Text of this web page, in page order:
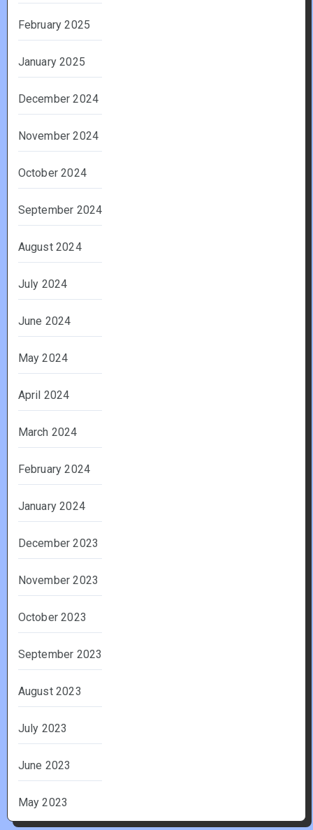
February 2025
January 2025
December 2024
November 2024
October 2024
September 2024
August 2024
July 2024
June 2024
May 2024
April 2024
March 2024
February 2024
January 2024
December 2023
November 2023
October 2023
September 2023
August 2023
July 2023
June 2023
May 2023